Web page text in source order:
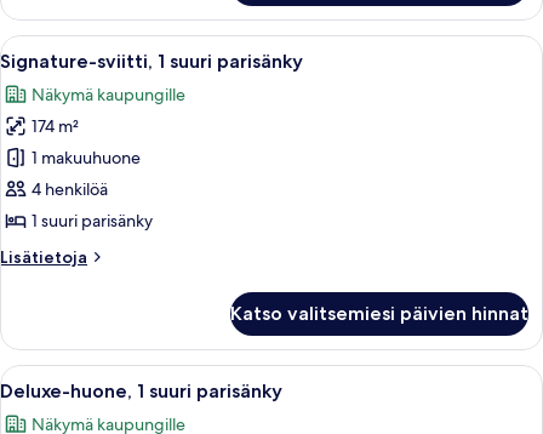
1
suuri
parisänky
Avaa
kaikki
huonetyypin
Signature-
sviitti,
1
suuri
kuvat
Ruokailutila, jossa on pyöreä pöytä
6
Signature-sviitti, 1 suuri parisänky
Näkymä kaupungille
174 m²
1 makuuhuone
4 henkilöä
1 suuri parisänky
Lisätietoja
Lisätietoja
1
suuri
parisänky
Katso valitsemiesi päivien hinnat
Avaa
kaikki
Hotellihuone, jossa on suuri sänky,
2
Deluxe-huone, 1 suuri parisänky
Näkymä kaupungille